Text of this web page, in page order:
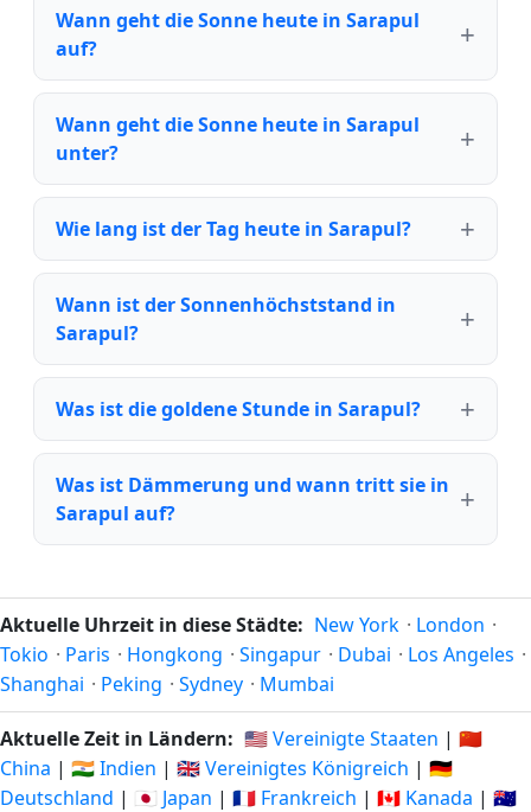
Wann geht die Sonne heute in Sarapul
auf?
Wann geht die Sonne heute in Sarapul
unter?
Wie lang ist der Tag heute in Sarapul?
Wann ist der Sonnenhöchststand in
Sarapul?
Was ist die goldene Stunde in Sarapul?
Was ist Dämmerung und wann tritt sie in
Sarapul auf?
Aktuelle Uhrzeit in diese Städte: New York · London ·
Tokio · Paris · Hongkong · Singapur · Dubai · Los Angeles ·
Shanghai · Peking · Sydney · Mumbai
Aktuelle Zeit in Ländern: 🇺🇸 Vereinigte Staaten | 🇨🇳
China | 🇮🇳 Indien | 🇬🇧 Vereinigtes Königreich | 🇩🇪
Deutschland | 🇯🇵 Japan | 🇫🇷 Frankreich | 🇨🇦 Kanada | 🇦🇺